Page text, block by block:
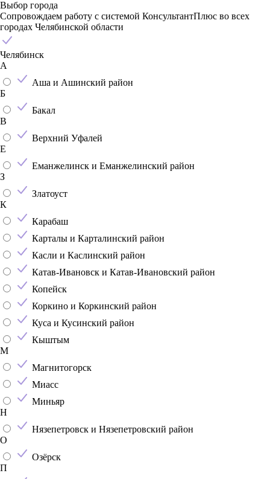
Выбор города
Сопровождаем работу с системой КонсультантПлюс во всех
городах Челябинской области
Челябинск
А
Аша и Ашинский район
Б
Бакал
В
Верхний Уфалей
Е
Еманжелинск и Еманжелинский район
З
Златоуст
К
Карабаш
Карталы и Карталинский район
Касли и Каслинский район
Катав-Ивановск и Катав-Ивановский район
Копейск
Коркино и Коркинский район
Куса и Кусинский район
Кыштым
М
Магнитогорск
Миасс
Миньяр
Н
Нязепетровск и Нязепетровский район
О
Озёрск
П